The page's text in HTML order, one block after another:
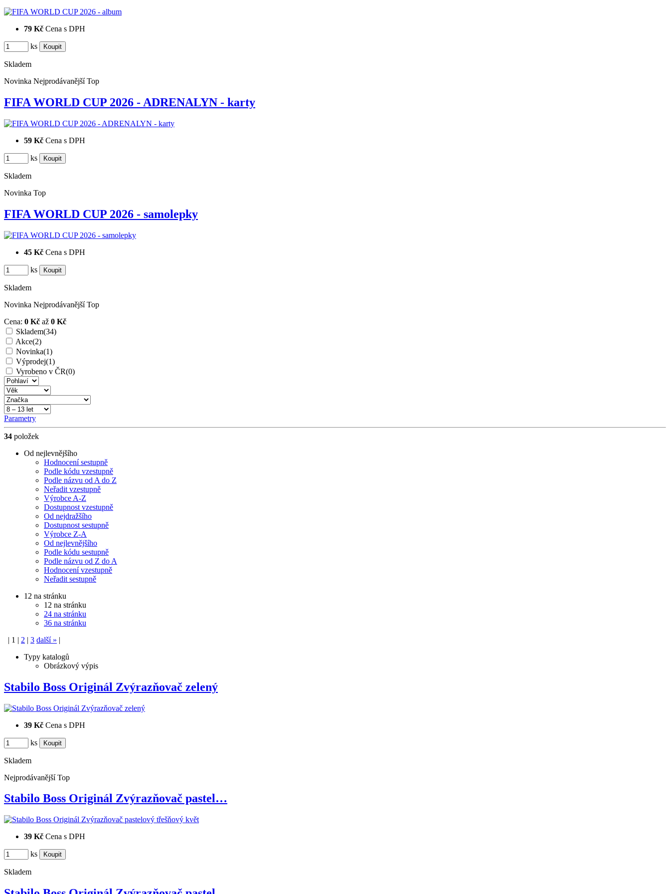
79 Kč Cena s DPH
ks
Skladem
Novinka Nejprodávanější Top
FIFA WORLD CUP 2026 - ADRENALYN - karty
59 Kč Cena s DPH
ks
Skladem
Novinka Top
FIFA WORLD CUP 2026 - samolepky
45 Kč Cena s DPH
ks
Skladem
Novinka Nejprodávanější Top
Cena: 0 Kč až 0 Kč
Skladem(34)
Akce(2)
Novinka(1)
Výprodej(1)
Vyrobeno v ČR(0)
Parametry
34 položek
Od nejlevnějšího
Hodnocení sestupně
Podle kódu vzestupně
Podle názvu od A do Z
Neřadit vzestupně
Výrobce A-Z
Dostupnost vzestupně
Od nejdražšího
Dostupnost sestupně
Výrobce Z-A
Od nejlevnějšího
Podle kódu sestupně
Podle názvu od Z do A
Hodnocení vzestupně
Neřadit sestupně
12 na stránku
12 na stránku
24 na stránku
36 na stránku
| 1 | 2 | 3 další» |
Typy katalogů
Obrázkový výpis
Stabilo Boss Originál Zvýrazňovač zelený
39 Kč Cena s DPH
ks
Skladem
Nejprodávanější Top
Stabilo Boss Originál Zvýrazňovač pastel…
39 Kč Cena s DPH
ks
Skladem